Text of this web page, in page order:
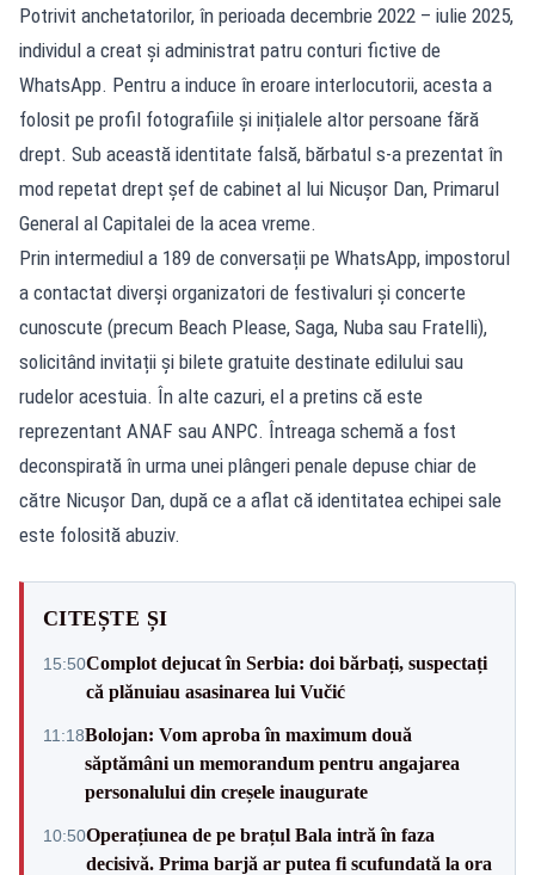
Potrivit anchetatorilor, în perioada decembrie 2022 – iulie 2025,
individul a creat și administrat patru conturi fictive de
WhatsApp. Pentru a induce în eroare interlocutorii, acesta a
folosit pe profil fotografiile și inițialele altor persoane fără
drept. Sub această identitate falsă, bărbatul s-a prezentat în
mod repetat drept șef de cabinet al lui Nicușor Dan, Primarul
General al Capitalei de la acea vreme.
Prin intermediul a 189 de conversații pe WhatsApp, impostorul
a contactat diverși organizatori de festivaluri și concerte
cunoscute (precum Beach Please, Saga, Nuba sau Fratelli),
solicitând invitații și bilete gratuite destinate edilului sau
rudelor acestuia. În alte cazuri, el a pretins că este
reprezentant ANAF sau ANPC. Întreaga schemă a fost
deconspirată în urma unei plângeri penale depuse chiar de
către Nicușor Dan, după ce a aflat că identitatea echipei sale
este folosită abuziv.
CITEȘTE ȘI
15:50Complot dejucat în Serbia: doi bărbați, suspectați
că plănuiau asasinarea lui Vučić
11:18Bolojan: Vom aproba în maximum două
săptămâni un memorandum pentru angajarea
personalului din creșele inaugurate
10:50Operațiunea de pe brațul Bala intră în faza
decisivă. Prima barjă ar putea fi scufundată la ora